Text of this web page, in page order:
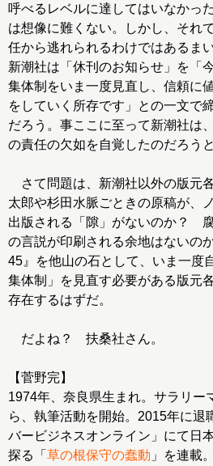
呼べるレベルに達してはいなかっ
は想像に難くない。しかし、それ
任から逃れられるわけではあるま
新潮社は「休刊のお知らせ」を「
集体制をいま一度見直し、信頼に
をしていく所存です」との一文で
だろう。事ここに至って新潮社は
の責任の欠如を自覚したのだろう
さて問題は、新潮社以外の版元
太郎や杉田水脈ごときの原稿が、
出版される「隙」がないのか？
の言説が印刷される余地はないの
45』を他山の石として、いま一度
集体制」を見直す必要がある版元
存在するはずだ。
だよね？ 扶桑社さん。
【菅野完】
1974年、奈良県生まれ。サラリー
ら、執筆活動を開始。2015年に退
バービジネスオンライン」にて日
探る「 草の根保守の蠢動 」を連載